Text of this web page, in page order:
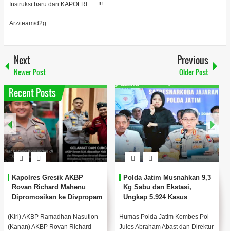
Instruksi baru dari KAPOLRI ..... !!!
Arz/team/d2g
Next
Newer Post
Previous
Older Post
Recent Posts
Kapolres Gresik AKBP
Rovan Richard Mahenu
Dipromosikan ke Divpropam
Mabes Polri
(Kiri) AKBP Ramadhan Nasution
(Kanan) AKBP Rovan Richard
Polda Jatim Musnahkan 9,3
Kg Sabu dan Ekstasi,
Ungkap 5.924 Kasus
Narkoba Sepanjang 2025
Humas Polda Jatim Kombes Pol
Jules Abraham Abast dan Direktur